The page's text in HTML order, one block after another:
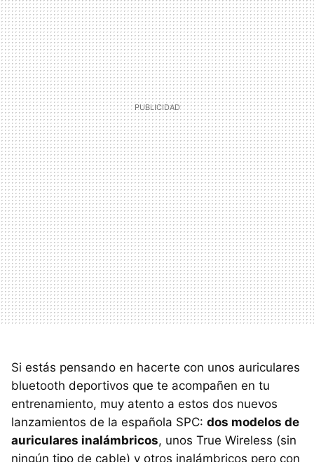
Si estás pensando en hacerte con unos auriculares
bluetooth deportivos que te acompañen en tu
entrenamiento, muy atento a estos dos nuevos
lanzamientos de la española SPC: dos modelos de
auriculares inalámbricos, unos True Wireless (sin
ningún tipo de cable) y otros inalámbricos pero con